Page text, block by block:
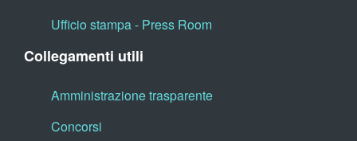
Ufficio stampa - Press Room
Collegamenti utili
Amministrazione trasparente
Concorsi